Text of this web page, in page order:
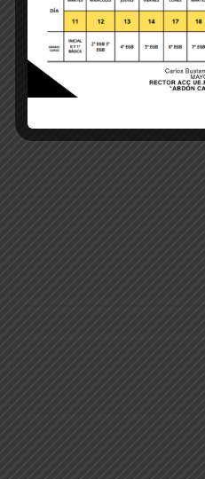
POST COMMENT